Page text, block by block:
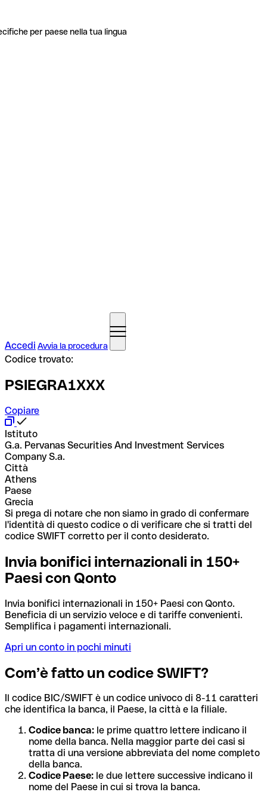
per paese nella tua lingua
Accedi Avvia la procedura
Codice trovato:
PSIEGRA1XXX
Copiare
Istituto
G.a. Pervanas Securities And Investment Services
Company S.a.
Città
Athens
Paese
Grecia
Si prega di notare che non siamo in grado di confermare
l'identità di questo codice o di verificare che si tratti del
codice SWIFT corretto per il conto desiderato.
Invia bonifici internazionali in 150+
Paesi con Qonto
Invia bonifici internazionali in 150+ Paesi con Qonto.
Beneficia di un servizio veloce e di tariffe convenienti.
Semplifica i pagamenti internazionali.
Apri un conto in pochi minuti
Com’è fatto un codice SWIFT?
Il codice BIC/SWIFT è un codice univoco di 8-11 caratteri
che identifica la banca, il Paese, la città e la filiale.
Codice banca: le prime quattro lettere indicano il
nome della banca. Nella maggior parte dei casi si
tratta di una versione abbreviata del nome completo
della banca.
Codice Paese: le due lettere successive indicano il
nome del Paese in cui si trova la banca.